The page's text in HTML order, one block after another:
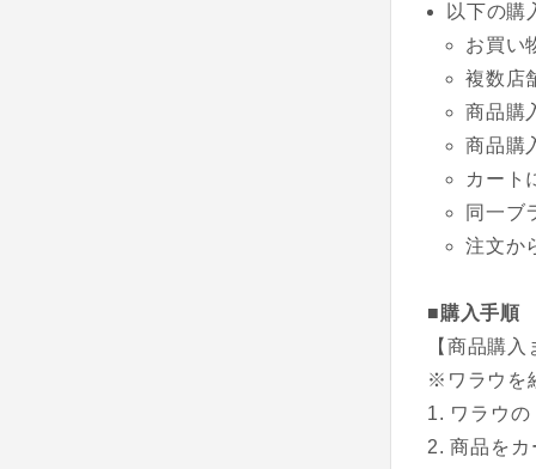
以下の購
お買い
複数店
商品購
商品購
カート
同一ブ
注文か
■購入手順
【商品購
※ワラウを
ワラウ
商品を